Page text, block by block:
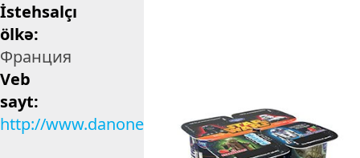
İstehsalçı
ölkə:
Франция
Veb
sayt:
http://www.danone.com